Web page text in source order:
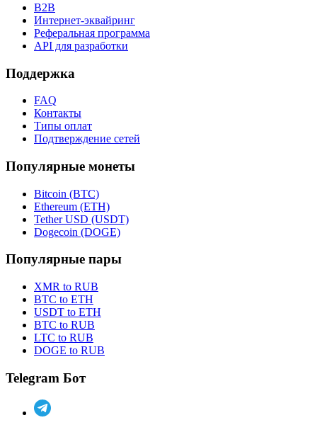
B2B
Интернет-эквайринг
Реферальная программа
API для разработки
Поддержка
FAQ
Контакты
Типы оплат
Подтверждение сетей
Популярные монеты
Bitcoin (BTC)
Ethereum (ETH)
Tether USD (USDT)
Dogecoin (DOGE)
Популярные пары
XMR to RUB
BTC to ETH
USDT to ETH
BTC to RUB
LTC to RUB
DOGE to RUB
Telegram Бот